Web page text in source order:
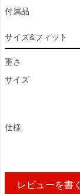
付属品
サイズ&フィット
重さ
サイズ
仕様
レビューを書く